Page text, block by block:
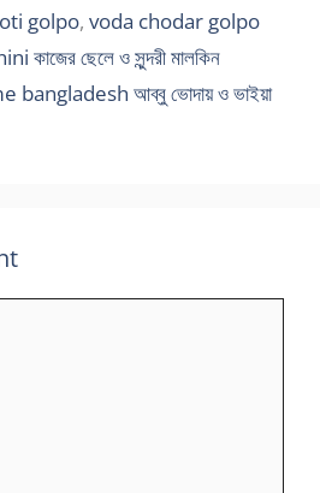
golpo, voda chodar golpo
ছেলে ও সুন্দরী মালকিন
আব্বু ভোদায় ও ভাইয়া